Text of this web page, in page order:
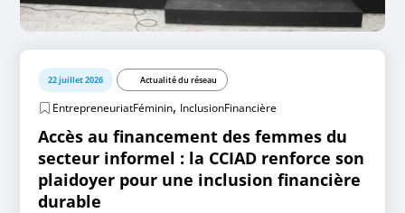
22 juillet 2026 Actualité du réseau
EntrepreneuriatFéminin, InclusionFinancière
Accès au financement des femmes du
secteur informel : la CCIAD renforce son
plaidoyer pour une inclusion financière
durable